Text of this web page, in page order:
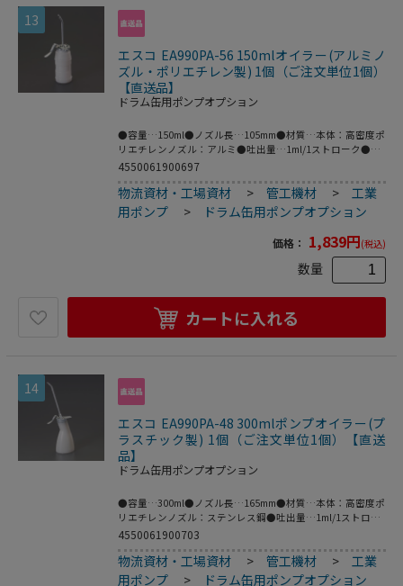
13
エスコ EA990PA-56 150mlオイラー(アルミノ
ズル・ポリエチレン製) 1個（ご注文単位1個）
【直送品】
ドラム缶用ポンプオプション
●容量…150ml●ノズル長…105mm●材質…本体：高密度ポ
リエチレンノズル：アルミ●吐出量…1ml/1ストローク●サ
イズ…90×50×215(H)mm●重量…120g●ノズル外径…
包重量138g
4550061900697
物流資材・工場資材 >管工機材 > 工業
用ポンプ
> ドラム缶用ポンプオプション
価格： 1,839円(税込)
数量
カートに入れる
14
エスコ EA990PA-48 300mlポンプオイラー(プ
ラスチック製) 1個（ご注文単位1個）【直送
品】
ドラム缶用ポンプオプション
●容量…300ml●ノズル長…165mm●材質…本体：高密度ポ
リエチレンノズル：ステンレス鋼●吐出量…1ml/1ストロー
ク●サイズ…85×70×320(H)mm●重量…500g●ノズル外
ズ:116×72×321●梱包重量282g
4550061900703
物流資材・工場資材 >管工機材 > 工業
用ポンプ
> ドラム缶用ポンプオプション